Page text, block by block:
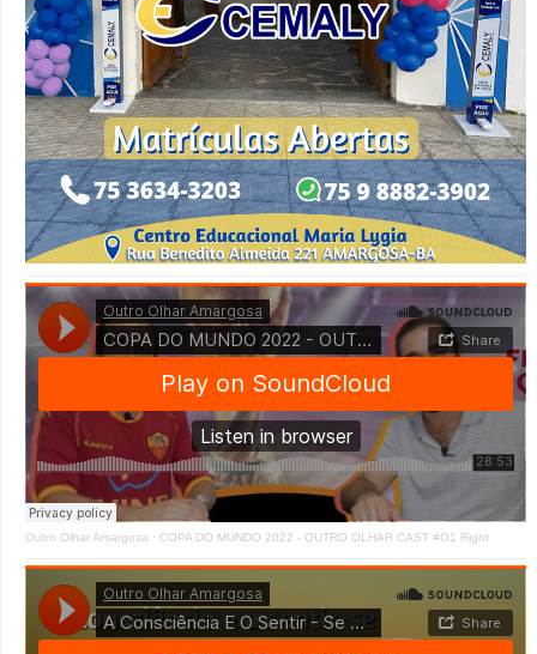
Outro Olhar Amargosa · COPA DO MUNDO 2022 - OUTRO OLHAR CAST #O1 Right